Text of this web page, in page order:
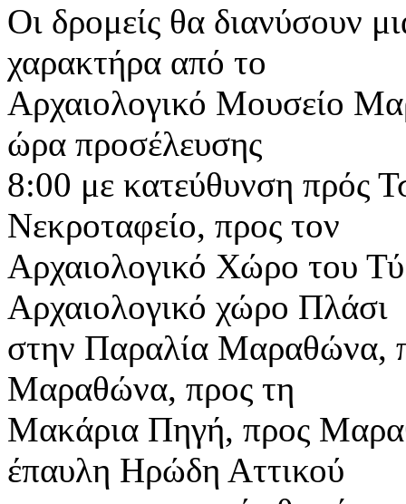
Οι δρομείς θα
χαρακτήρα από το
Αρχαιολογικό Μουσείο
ώρα προσέλευσης
8:00 με κατεύθυνση πρός
Νεκροταφείο, προς τον
Αρχαιολογικό Χώρο του
Αρχαιολογικό χώρο Πλάσι
στην Παραλία Μαραθώνα,
Μαραθώνα, προς τη
Μακάρια Πηγή, προς
έπαυλη Ηρώδη Αττικού